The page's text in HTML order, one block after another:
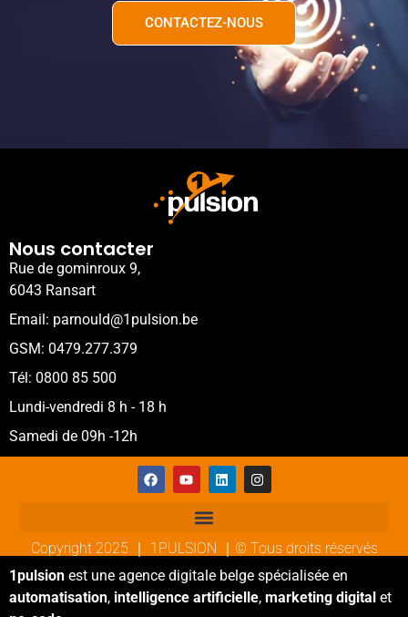
CONTACTEZ-NOUS
Nous contacter
Rue de gominroux 9,
6043 Ransart
Email: parnould@1pulsion.be
GSM: 0479.277.379
Tél: 0800 85 500
Lundi-vendredi 8 h - 18 h
Samedi de 09h -12h
Copyright 2025 ｜ 1PULSION ｜© Tous droits réservés
1pulsion est une agence digitale belge spécialisée en
automatisation, intelligence artificielle, marketing digital et